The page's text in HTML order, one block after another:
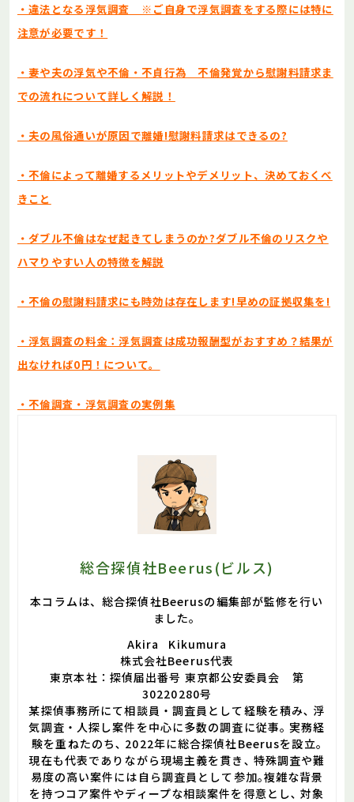
・違法となる浮気調査 ※ご自身で浮気調査をする際には特に
注意が必要です！
・妻や夫の浮気や不倫・不貞行為 不倫発覚から慰謝料請求ま
での流れについて詳しく解説！
・夫の風俗通いが原因で離婚!慰謝料請求はできるの?
・不倫によって離婚するメリットやデメリット、決めておくべ
きこと
・ダブル不倫はなぜ起きてしまうのか?ダブル不倫のリスクや
ハマりやすい人の特徴を解説
・不倫の慰謝料請求にも時効は存在します!早めの証拠収集を!
・浮気調査の料金：浮気調査は成功報酬型がおすすめ？結果が
出なければ0円！について。
・不倫調査・浮気調査の実例集
総合探偵社Beerus(ビルス)
本コラムは、総合探偵社Beerusの編集部が監修を行い
ました。
Akira Kikumura
株式会社Beerus代表
東京本社：探偵届出番号 東京都公安委員会 第
30220280号
某探偵事務所にて相談員・調査員として経験を積み､ 浮
気調査・人探し案件を中心に多数の調査に従事｡ 実務経
験を重ねたのち､ 2022年に総合探偵社Beerusを設立｡
現在も代表でありながら現場主義を貫き､ 特殊調査や難
易度の高い案件には自ら調査員として参加｡複雑な背景
を持つコア案件やディープな相談案件を得意とし､ 対象